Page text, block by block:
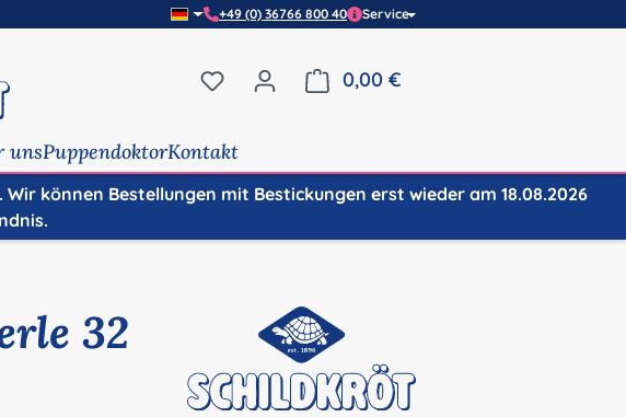
+49 (0) 36766 800 40 Service
Du hast 0 Produkte auf dem Merkzettel
0,00 €
unsPuppendoktorKontakt
können Bestellungen mit Bestickungen erst wieder am 18.08.2026
32